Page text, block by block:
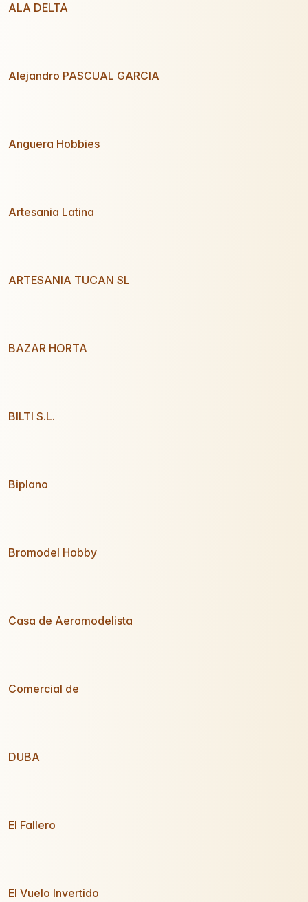
ALA DELTA
Alejandro PASCUAL GARCIA
Anguera Hobbies
Artesania Latina
ARTESANIA TUCAN SL
BAZAR HORTA
BILTI S.L.
Biplano
Bromodel Hobby
Casa de Aeromodelista
Comercial de
DUBA
El Fallero
El Vuelo Invertido